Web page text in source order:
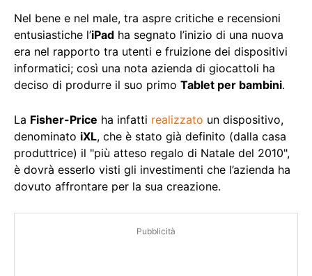
Nel bene e nel male, tra aspre critiche e recensioni
entusiastiche l’iPad ha segnato l’inizio di una nuova
era nel rapporto tra utenti e fruizione dei dispositivi
informatici; così una nota azienda di giocattoli ha
deciso di produrre il suo primo Tablet per bambini.
La Fisher-Price ha infatti realizzato un dispositivo,
denominato iXL, che è stato già definito (dalla casa
produttrice) il "più atteso regalo di Natale del 2010",
è dovrà esserlo visti gli investimenti che l’azienda ha
dovuto affrontare per la sua creazione.
Pubblicità